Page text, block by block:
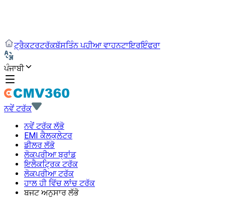
ਟ੍ਰੈਕਟਰਟਰੱਕਬੱਸਤਿੰਨ ਪਹੀਆ ਵਾਹਨਟਾਇਰਇੰਫਰਾ
ਪੰਜਾਬੀ
ਨਵੇਂ ਟਰੱਕ
ਨਵੇਂ ਟਰੱਕ ਲੱਭੋ
EMI ਕੈਲਕੁਲੇਟਰ
ਡੀਲਰ ਲੱਭੋ
ਲੋਕਪਰੀਆ ਬ੍ਰਾਂਡ
ਇਲੈਕਟ੍ਰਿਕ ਟਰੱਕ
ਲੋਕਪਰੀਆ ਟਰੱਕ
ਹਾਲ ਹੀ ਵਿੱਚ ਲਾਂਚ ਟਰੱਕ
ਬਜਟ ਅਨੁਸਾਰ ਲੱਭੋ